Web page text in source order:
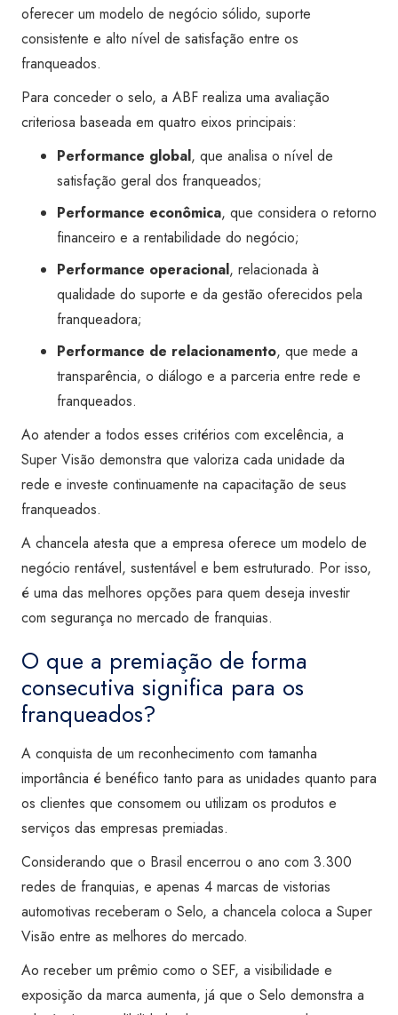
oferecer um modelo de negócio sólido, suporte
consistente e alto nível de satisfação entre os
franqueados.
Para conceder o selo, a ABF realiza uma avaliação
criteriosa baseada em quatro eixos principais:
Performance global, que analisa o nível de
satisfação geral dos franqueados;
Performance econômica, que considera o retorno
financeiro e a rentabilidade do negócio;
Performance operacional, relacionada à
qualidade do suporte e da gestão oferecidos pela
franqueadora;
Performance de relacionamento, que mede a
transparência, o diálogo e a parceria entre rede e
franqueados.
Ao atender a todos esses critérios com excelência, a
Super Visão demonstra que valoriza cada unidade da
rede e investe continuamente na capacitação de seus
franqueados.
A chancela atesta que a empresa oferece um modelo de
negócio rentável, sustentável e bem estruturado. Por isso,
é uma das melhores opções para quem deseja investir
com segurança no mercado de franquias.
O que a premiação de forma
consecutiva significa para os
franqueados?
A conquista de um reconhecimento com tamanha
importância é benéfico tanto para as unidades quanto para
os clientes que consomem ou utilizam os produtos e
serviços das empresas premiadas.
Considerando que o Brasil encerrou o ano com 3.300
redes de franquias, e apenas 4 marcas de vistorias
automotivas receberam o Selo, a chancela coloca a Super
Visão entre as melhores do mercado.
Ao receber um prêmio como o SEF, a visibilidade e
exposição da marca aumenta, já que o Selo demonstra a